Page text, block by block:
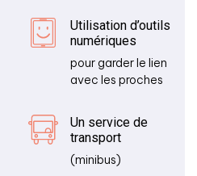
Utilisation d’outils
numériques
pour garder le lien
avec les proches
Un service de
transport
(minibus)